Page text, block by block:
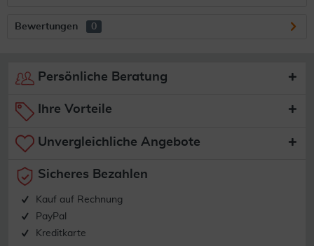
Bewertungen 0
Persönliche Beratung
Ihre Vorteile
Unvergleichliche Angebote
Sicheres Bezahlen
Kauf auf Rechnung
PayPal
Kreditkarte